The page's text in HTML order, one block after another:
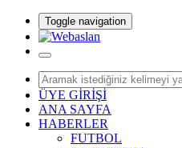
Toggle navigation
ÜYE GİRİŞİ
ANA SAYFA
HABERLER
FUTBOL